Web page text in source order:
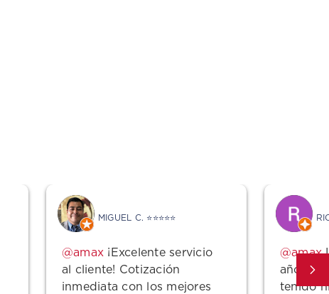
MIGUEL C. ⭐⭐⭐⭐⭐
¡Excelente servicio
al cliente! Cotización
inmediata con los mejores
años
tenido